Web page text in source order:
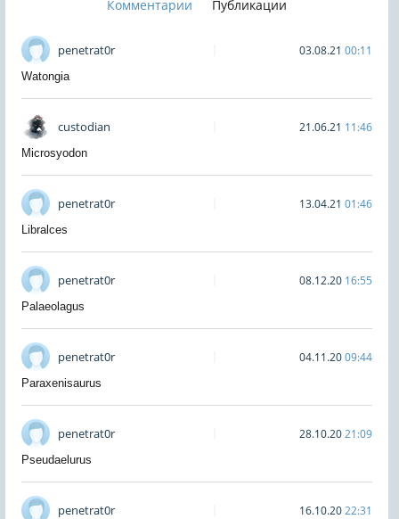
Комментарии Публикации
penetrat0r 03.08.21 00:11
Watongia
custodian 21.06.21 11:46
Microsyodon
penetrat0r 13.04.21 01:46
Libralces
penetrat0r 08.12.20 16:55
Palaeolagus
penetrat0r 04.11.2009:44
Paraxenisaurus
penetrat0r 28.10.2021:09
Pseudaelurus
penetrat0r 16.10.2022:31